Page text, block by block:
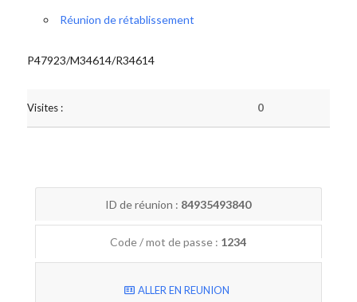
Réunion de rétablissement
P47923/M34614/R34614
Visites : 0
ID de réunion : 84935493840
Code / mot de passe : 1234
ALLER EN REUNION